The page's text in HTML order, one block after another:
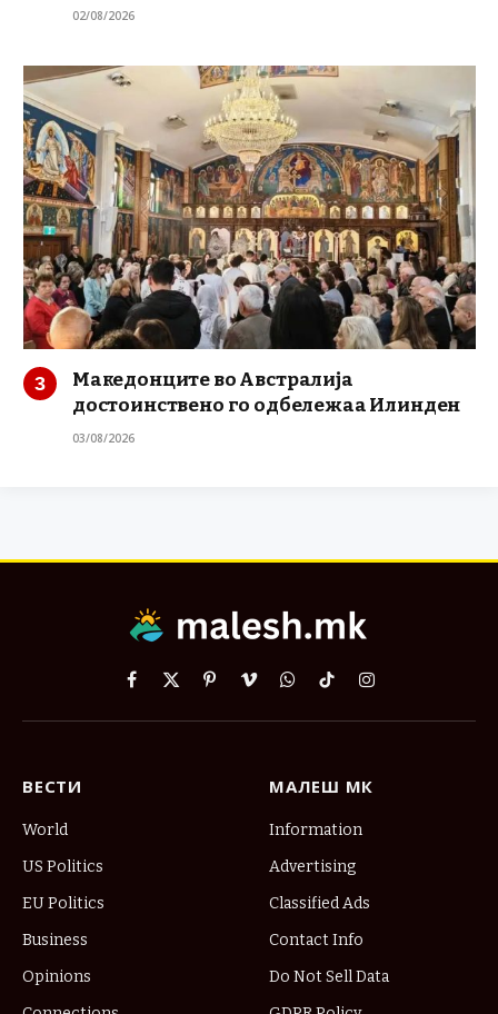
02/08/2026
Македонците во Австралија
достоинствено го одбележаа Илинден
03/08/2026
Facebook
X
PinterestVimeoWhatsApp
TikTokInstagram
ВЕСТИ
World
US Politics
EU Politics
Business
Opinions
МАЛЕШ МК
Information
Advertising
Classified Ads
Contact Info
Do Not Sell Data